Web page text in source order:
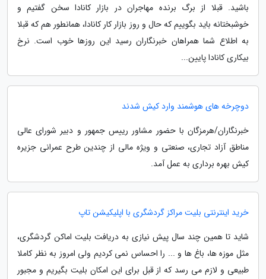
باشید. قبلا از برگ برنده مهاجران در بازار کانادا سخن گفتیم و
خوشبختانه باید بگوییم که حال و روز بازار کار کانادا، همانطور هم که قبلا
به اطلاع شما همراهان خبرنگاران رسید این روزها خوب است. نرخ
بیکاری کانادا پایین...
دوچرخه های هوشمند وارد کیش شدند
خبرنگاران/هرمزگان با حضور مشاور رییس جمهور و دبیر شورای عالی
مناطق آزاد تجاری، صنعتی و ویژه مالی از چندین طرح عمرانی جزیره
کیش بهره برداری به عمل آمد.
خرید اینترنتی بلیت مراکز گردشگری با اپلیکیشن تاپ
شاید تا همین چند سال پیش نیازی به دریافت بلیت اماکن گردشگری،
مثل موزه ها، باغ ها و ... را احساس نمی کردیم ولی امروز به نظر کاملا
طبیعی و لازم می رسد که از قبل برای این امکان بلیت بگیریم و مجبور